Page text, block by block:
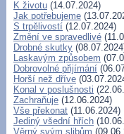
K životu (14.07.2024)
Jak potřebujeme
S trpělivostí (12.07.2024)
Změní ve spravedlivé
Drobné skutky
Laskavým způsobem
Dobrovolné přijímání
Horší než dříve
Konal v poslušnosti
Zachraňuje (12.06.2024)
Vše překonat (11.06.2024)
Jediný všední hřích
Věrný svým slibům